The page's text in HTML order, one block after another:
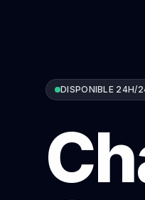
DISPONIBLE 24H/